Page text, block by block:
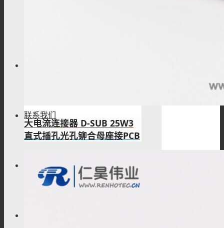
联系我们
大电流连接器 D-SUB 25W3
直式插孔光孔铆合母座接PCB